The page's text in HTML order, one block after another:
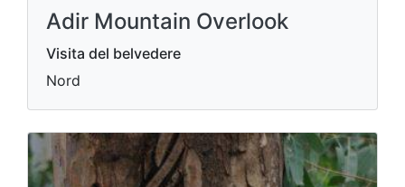
Adir Mountain Overlook
Visita del belvedere
Nord